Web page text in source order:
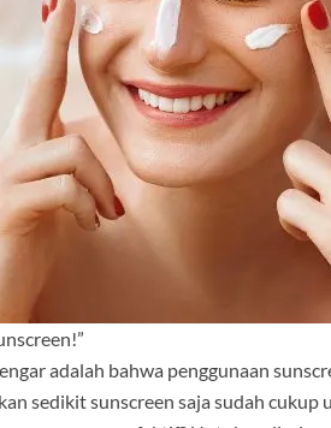
adalah bahwa penggunaan
sedikit sunscreen saja sudah